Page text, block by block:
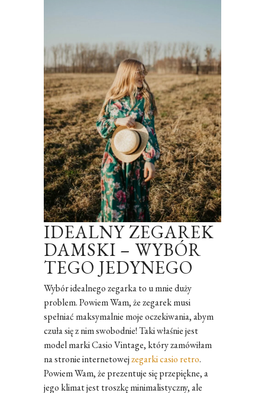
IDEALNY ZEGAREK
DAMSKI – WYBÓR
TEGO JEDYNEGO
Wybór idealnego zegarka to u mnie duży
problem. Powiem Wam, że zegarek musi
spełniać maksymalnie moje oczekiwania, abym
czuła się z nim swobodnie! Taki właśnie jest
model marki Casio Vintage, który zamówiłam
na stronie internetowejzegarki casio retro.
Powiem Wam, że prezentuje się przepiękne, a
jego klimat jest troszkę minimalistyczny, ale